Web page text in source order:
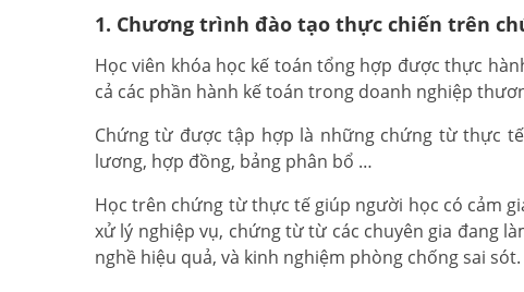
1. Chương trình đào tạo thực chiến trên
Học viên khóa học kế toán tổng hợp được thực
cả các phần hành kế toán trong doanh nghiệp
Chứng từ được tập hợp là những chứng từ thực
lương, hợp đồng, bảng phân bổ …
Học trên chứng từ thực tế giúp người học có cảm
xử lý nghiệp vụ, chứng từ từ các chuyên gia đang
nghề hiệu quả, và kinh nghiệm phòng chống sai sót.